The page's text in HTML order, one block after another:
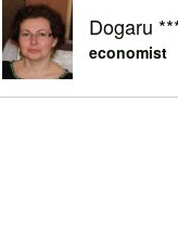
Dogaru
economist